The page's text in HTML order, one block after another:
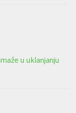
u uklanjanju